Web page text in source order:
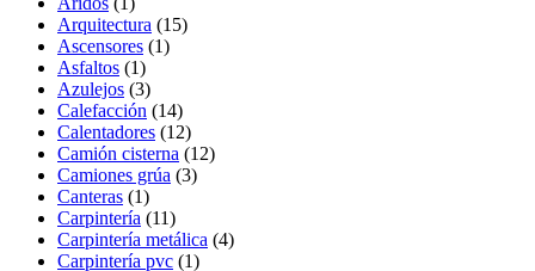
Arquitectura (15)
Ascensores (1)
Asfaltos (1)
Azulejos (3)
Calefacción (14)
Calentadores (12)
Camión cisterna (12)
Camiones grúa (3)
Canteras (1)
Carpintería (11)
Carpintería metálica (4)
Carpintería pvc (1)